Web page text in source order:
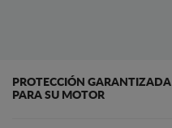
PROTECCIÓN GARANTIZADA
PARA SU MOTOR